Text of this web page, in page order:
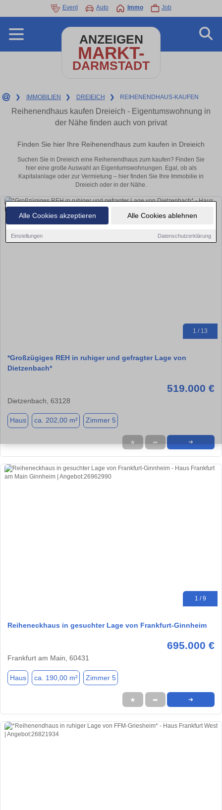
Alle Cookies akzeptieren Alle Cookies ablehnen
Einstellungen Datenschutzerklärung
Event Auto Immo Job
ANZEIGEN
MARKT-
DARMSTADT
❯ IMMOBILIEN ❯ DREIEICH ❯ REIHENENDHAUS-KAUFEN
Reihenendhaus kaufen Dreieich - Eigentumswohnung in
der Nähe finden auch von privat
Finden Sie hier Ihre Reihenendhaus zum kaufen in Dreieich
Suchen Sie in Dreieich eine Reihenendhaus zum kaufen? Finden Sie
hier eine große Auswahl an Eigentumswohnungen. Egal, ob als
Kapitalanlage oder zur Vermietung – hier finden Sie Ihre Immobilie in
Dreieich oder in der Nähe.
1 / 13
*Großzügiges REH in ruhiger und gefragter Lage von
Dietzenbach*
519.000 €
Dietzenbach, 63128
Haus ca. 202,00 m² Zimmer 5
★ ➦ ➜
1 / 9
Reiheneckhaus in gesuchter Lage von Frankfurt-Ginnheim
695.000 €
Frankfurt am Main, 60431
Haus ca. 190,00 m² Zimmer 5
★ ➦ ➜